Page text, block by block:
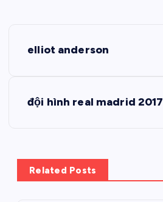
h
ư
elliot anderson
đội hình real madrid 2017
Related Posts